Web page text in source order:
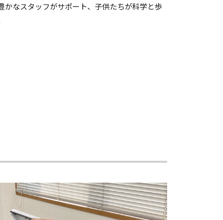
かなスタッフがサポート、子供たちが科学と歩